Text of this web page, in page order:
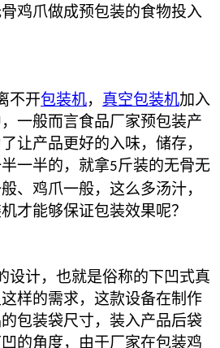
鸡爪做成预包装的食物投入
不开包装机， 真空包装机加入
一般而言食品厂家预包装产
让产品更好的入味，储存，
一半的，就拿5斤装的无骨无
、鸡爪一般，这么多汤汁，
才能够保证包装效果呢？
设计，也就是俗称的下凹式真
样的需求，这款设备在制作
包装袋尺寸，装入产品后袋
的角度，由于厂家在包装鸡